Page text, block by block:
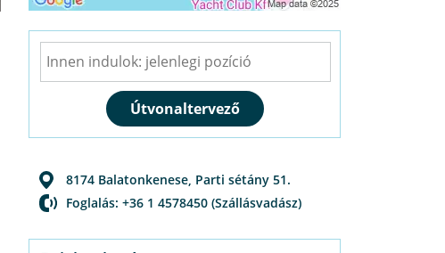
8174 Balatonkenese, Parti sétány 51.
Foglalás: +36 1 4578450 (Szállásvadász)